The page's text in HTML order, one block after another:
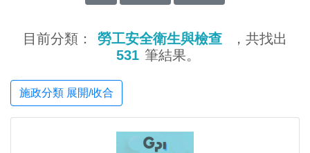
目前分類： 勞工安全衛生與檢查
，共找出
531 筆結果。
施政分類 展開/收合